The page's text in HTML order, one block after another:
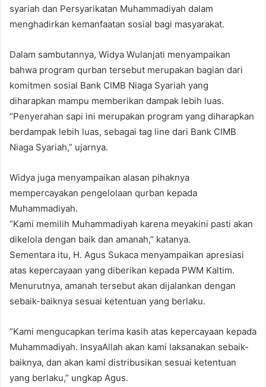
syariah dan Persyarikatan Muhammadiyah dalam
menghadirkan kemanfaatan sosial bagi masyarakat.
Dalam sambutannya, Widya Wulanjati menyampaikan
bahwa program qurban tersebut merupakan bagian dari
komitmen sosial Bank CIMB Niaga Syariah yang
diharapkan mampu memberikan dampak lebih luas.
“Penyerahan sapi ini merupakan program yang diharapkan
berdampak lebih luas, sebagai tag line dari Bank CIMB
Niaga Syariah,” ujarnya.
Widya juga menyampaikan alasan pihaknya
mempercayakan pengelolaan qurban kepada
Muhammadiyah.
“Kami memilih Muhammadiyah karena meyakini pasti akan
dikelola dengan baik dan amanah,” katanya.
Sementara itu, H. Agus Sukaca menyampaikan apresiasi
atas kepercayaan yang diberikan kepada PWM Kaltim.
Menurutnya, amanah tersebut akan dijalankan dengan
sebaik-baiknya sesuai ketentuan yang berlaku.
“Kami mengucapkan terima kasih atas kepercayaan kepada
Muhammadiyah. InsyaAllah akan kami laksanakan sebaik-
baiknya, dan akan kami distribusikan sesuai ketentuan
yang berlaku,” ungkap Agus.